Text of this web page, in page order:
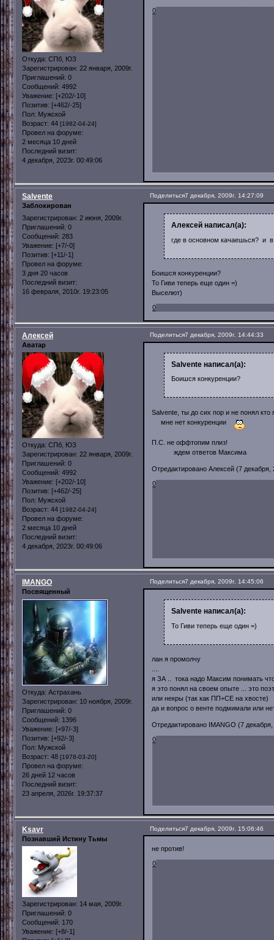
Откуда: СПб, ЮЗ
Зарегистрирован: 22 января, 2009г.
Приглашений: 0
Сообщений: 4992
Уважение: [+202/-10]
Позитив: [+462/-25]
Пол: Мужской
Возраст: 44 [1982-04-24]
Провел на форуме:
2 месяца 10 дней
Последний визит:
4 декабря, 2023г. 00:49:06
0
Поделиться7 декабря, 2009г. 14:27:09
Salvente
Заблокирован
Зарегистрирован: 2 июня, 2009г.
Приглашений: 0
Сообщений: 283
Уважение: [+7/-0]
Позитив: [+11/-1]
Провел на форуме:
3 дня 20 часов
Последний визит:
16 февраля, 2010г. 19:23:05
Алексей написал(а):
где в основном качаешься? и
Боишся конкуренции?
То Гиви теперь еще один =)
Выселют)
0
Поделиться7 декабря, 2009г. 14:44:33
Алексей
Аватар
Откуда: СПб, ЮЗ
Зарегистрирован: 22 января, 2009г.
Приглашений: 0
Сообщений: 4992
Уважение: [+202/-10]
Позитив: [+462/-25]
Пол: Мужской
Возраст: 44 [1982-04-24]
Провел на форуме:
2 месяца 10 дней
Последний визит:
4 декабря, 2023г. 00:49:06
Salvente написал(а):
Боишся конкуренции?
Salvente, ты до сих пор и не понял кто
мне нет конкуренции
П.С. не оффтопим плиз!
ждем ответов Максима
Отредактировано Алексей (7 декабря,
0
Поделиться7 декабря, 2009г. 14:45:06
IMANGO
Посвященный
Откуда: Астрахань
Зарегистрирован: 10 ноября, 2009г.
Приглашений: 0
Сообщений: 1396
Уважение: [+97/-3]
Позитив: [+92/-3]
Пол: Мужской
Возраст: 48 [1978-03-20]
Провел на форуме:
26 дней 12 часов
Последний визит:
23 апреля, 2026г. 19:37:37
Salvente написал(а):
То Гиви теперь еще один =)
лан я промолчу
я ЗА .. тока надо Максим понимать
я это понял на своем опыте ... это
или некры (так как ПП+СЕ на хвосте)
да и вопрос о венте подмимали или
Отредактировано IMANGO (7 декабря,
0
Поделиться7 декабря, 2009г. 15:06:46
Ksavr
Познавший Истину Тьмы
Зарегистрирован: 14 мая, 2009г.
Приглашений: 0
Сообщений: 170
Уважение: [+8/-1]
не против!
0